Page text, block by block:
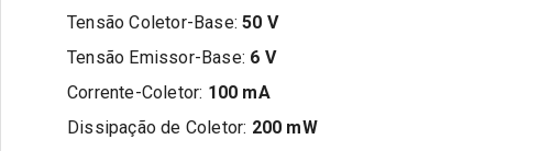
Tensão Coletor-Base:50 V
Tensão Emissor-Base: 6 V
Corrente-Coletor: 100 mA
Dissipação de Coletor: 200 mW